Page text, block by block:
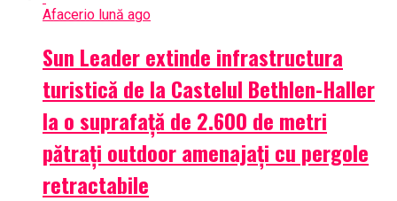
Afacerio lună ago
Sun Leader extinde infrastructura
turistică de la Castelul Bethlen-Haller
la o suprafață de 2.600 de metri
pătrați outdoor amenajați cu pergole
retractabile